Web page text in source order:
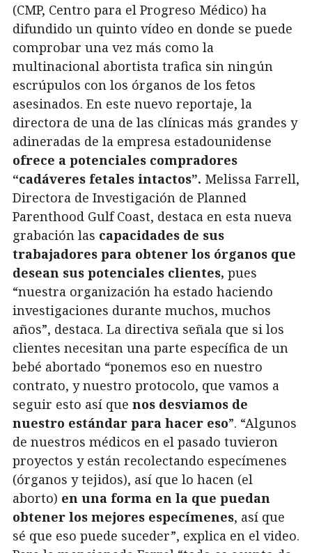
(CMP, Centro para el Progreso Médico) ha
difundido un quinto vídeo en donde se puede
comprobar una vez más como la
multinacional abortista trafica sin ningún
escrúpulos con los órganos de los fetos
asesinados. En este nuevo reportaje, la
directora de una de las clínicas más grandes y
adineradas de la empresa estadounidense
ofrece a potenciales compradores
“cadáveres fetales intactos”. Melissa Farrell,
Directora de Investigación de Planned
Parenthood Gulf Coast, destaca en esta nueva
grabación las capacidades de sus
trabajadores para obtener los órganos que
desean sus potenciales clientes, pues
“nuestra organización ha estado haciendo
investigaciones durante muchos, muchos
años”, destaca. La directiva señala que si los
clientes necesitan una parte específica de un
bebé abortado “ponemos eso en nuestro
contrato, y nuestro protocolo, que vamos a
seguir esto así que nos desviamos de
nuestro estándar para hacer eso”. “Algunos
de nuestros médicos en el pasado tuvieron
proyectos y están recolectando especímenes
(órganos y tejidos), así que lo hacen (el
aborto) en una forma en la que puedan
obtener los mejores especímenes, así que
sé que eso puede suceder”, explica en el video.